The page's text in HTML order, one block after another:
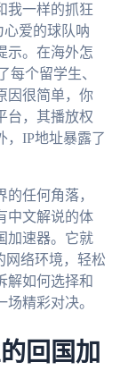
我一样的抓狂
心爱的球队呐
示。在海外怎
每个留学生、
因很简单，你
台，其播放权
，IP地址暴露了
任何角落，
中文解说的体
加速器。它就
网络环境，轻松
解如何选择和
精彩对决。
回国加